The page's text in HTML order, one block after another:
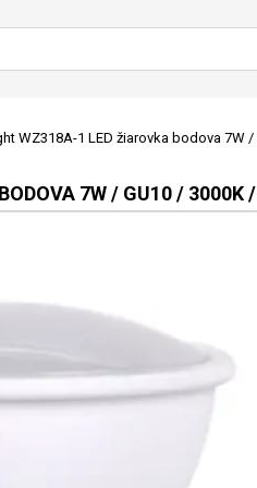
WZ318A-1 LED žiarovka bodova 7W
7W / GU10 /